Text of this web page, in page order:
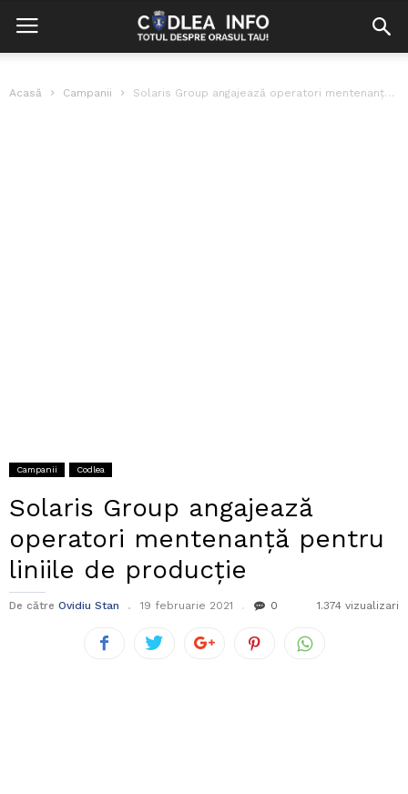
Acasă Campanii Solaris Group angajează operatori mentenanță pentru liniile de producție
Campanii Codlea
Solaris Group angajează
operatori mentenanță pentru
liniile de producție
De către Ovidiu Stan 19 februarie 2021 0 1.374 vizualizari